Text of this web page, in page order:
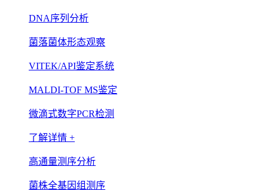
DNA序列分析
菌落菌体形态观察
VITEK/API鉴定系统
MALDI-TOF MS鉴定
微滴式数字PCR检测
了解详情 +
高通量测序分析
菌株全基因组测序